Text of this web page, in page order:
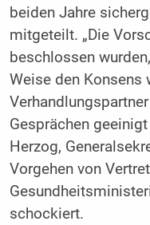
beiden Jahre
mitgeteilt. „Die
beschlossen
Weise den Konsens
Gesprächen
Herzog,
Vorgehen von
schockiert.